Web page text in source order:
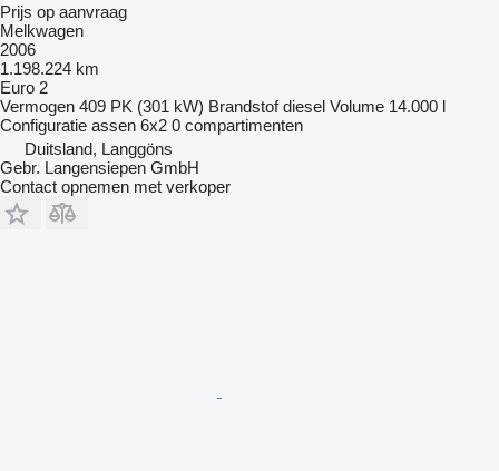
Prijs op aanvraag
Melkwagen
2006
1.198.224 km
Euro 2
Vermogen 409 PK (301 kW) Brandstof diesel Volume 14.000 l
Configuratie assen 6x2 0 compartimenten
Duitsland, Langgöns
Gebr. Langensiepen GmbH
Contact opnemen met verkoper